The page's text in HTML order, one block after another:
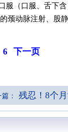
服（口服、舌下
颈动脉注射、股
6 下一页
： 残忍！8个